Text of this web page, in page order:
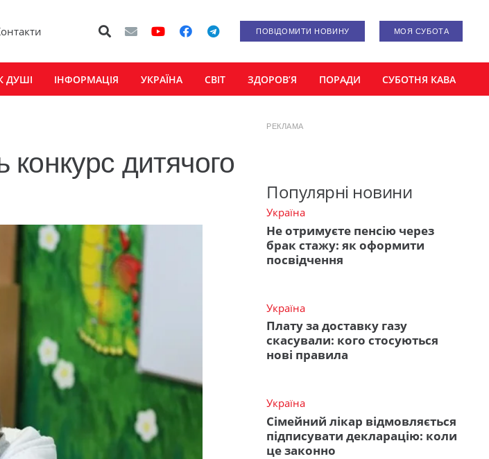
ПОВІДОМИТИ НОВИНУ МОЯ СУБОТА
ДУШІ ІНФОРМАЦІЯ УКРАЇНА СВІТ ЗДОРОВ’Я ПОРАДИ СУБОТНЯ КАВА
дитячого
РЕКЛАМА
Популярні новини
Україна
Не отримуєте пенсію через
брак стажу: як оформити
посвідчення
Україна
Плату за доставку газу
скасували: кого стосуються
нові правила
Україна
Сімейний лікар відмовляється
підписувати декларацію: коли
це законно